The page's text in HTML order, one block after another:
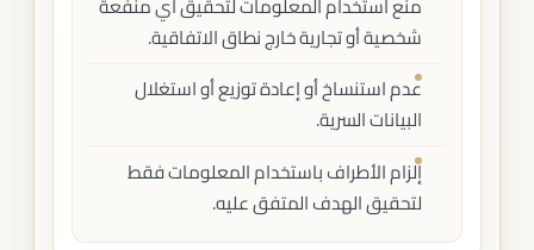
شخصية أو تجارية خارج نطاق الاتفاقية.
عدم استنساخ أو إعادة توزيع أو استغلال
البيانات السرية.
إلزام الأطراف باستخدام المعلومات فقط
لتحقيق الهدف المتفق عليه.